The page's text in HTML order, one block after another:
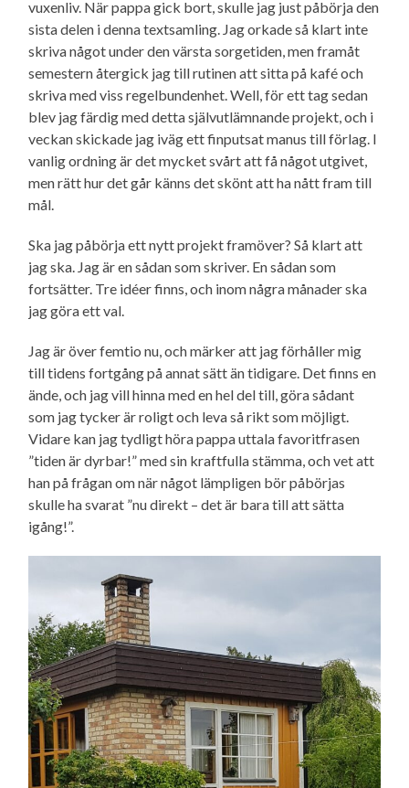
vuxenliv. När pappa gick bort, skulle jag just påbörja den
sista delen i denna textsamling. Jag orkade så klart inte
skriva något under den värsta sorgetiden, men framåt
semestern återgick jag till rutinen att sitta på kafé och
skriva med viss regelbundenhet. Well, för ett tag sedan
blev jag färdig med detta själv­utlämnande projekt, och i
veckan skickade jag iväg ett finputsat manus till förlag. I
vanlig ordning är det mycket svårt att få något utgivet,
men rätt hur det går känns det skönt att ha nått fram till
mål.
Ska jag påbörja ett nytt projekt framöver? Så klart att
jag ska. Jag är en sådan som skriver. En sådan som
fortsätter. Tre idéer finns, och inom några månader ska
jag göra ett val.
Jag är över femtio nu, och märker att jag förhåller mig
till tidens fortgång på annat sätt än tidigare. Det finns en
ände, och jag vill hinna med en hel del till, göra sådant
som jag tycker är roligt och leva så rikt som möjligt.
Vidare kan jag tydligt höra pappa uttala favoritfrasen
”tiden är dyrbar!” med sin kraftfulla stämma, och vet att
han på frågan om när något lämpligen bör påbörjas
skulle ha svarat ”nu direkt – det är bara till att sätta
igång!”.